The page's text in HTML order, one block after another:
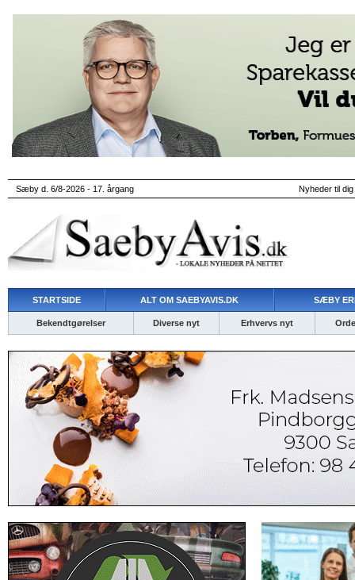
Sæby d. 6/8-2026 - 17. årgang Nyheder til
STARTSIDE ALT OM SAEBYAVIS.DK SÆBY
Bekendtgørelser Diverse nyt Erhvervs nyt